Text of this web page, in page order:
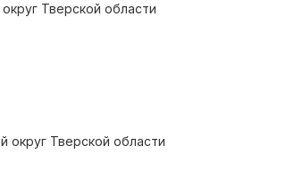
Тверской области
округ Тверской области